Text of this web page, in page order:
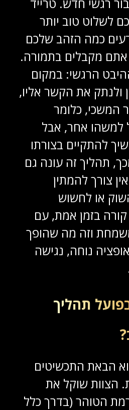
לשלוט טוב יותר
כמה הזהב שלכם
אתם מקבלים בתמורה.
הרגשי: במקום
ולנתק את הקשר אליו,
המשכי, כלומר
למשהו אחר, אבל
להתקיים בצורתו
תהליך זה עונה גם
צורך להמתין
או לחשוש
בזמן אמת, עם
וזה מה שהופך
נוחה, נגישה
תהליך
הבאת התכשיטים
הצוות שוקל את
הטוהר (בדרך כלל